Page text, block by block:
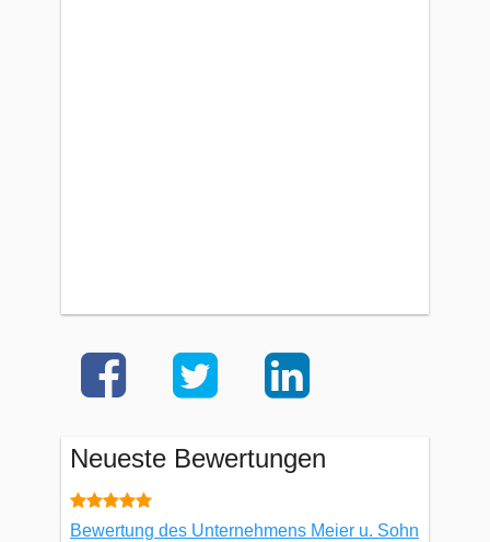
Neueste Bewertungen
Bewertung des Unternehmens Meier u. Sohn